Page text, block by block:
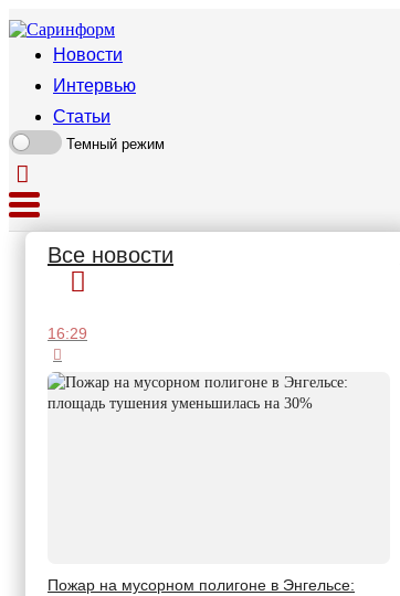
Новости
Интервью
Статьи
Темный режим
Все новости
16:29
Пожар на мусорном полигоне в Энгельсе: